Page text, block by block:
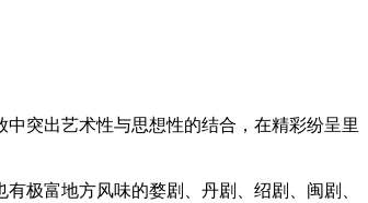
突出艺术性与思想性的结合，在精彩纷呈里
极富地方风味的婺剧、丹剧、绍剧、闽剧、